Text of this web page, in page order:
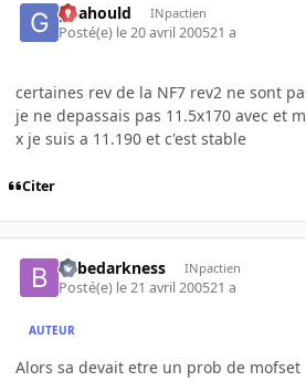
goahould INpactien
Posté(e) le 20 avril 200521 a
certaines rev de la NF7 rev2 ne sont
je ne depassais pas 11.5x170 avec et
x je suis a 11.190 et c'est stable
Citer
bebedarkness INpactien
Posté(e) le 21 avril 200521 a
AUTEUR
Alors sa devait etre un prob de mofset